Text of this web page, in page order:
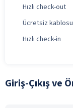
Hızlı check-out
Ücretsiz
Hızlı check-in
Giriş-Çıkış ve